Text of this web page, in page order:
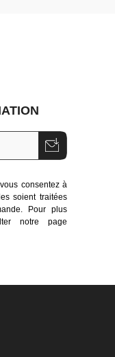
consentez à
soient traitées
Pour plus
notre page